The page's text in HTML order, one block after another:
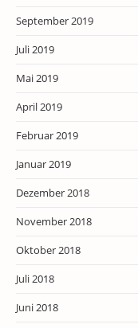
September 2019
Juli 2019
Mai 2019
April 2019
Februar 2019
Januar 2019
Dezember 2018
November 2018
Oktober 2018
Juli 2018
Juni 2018